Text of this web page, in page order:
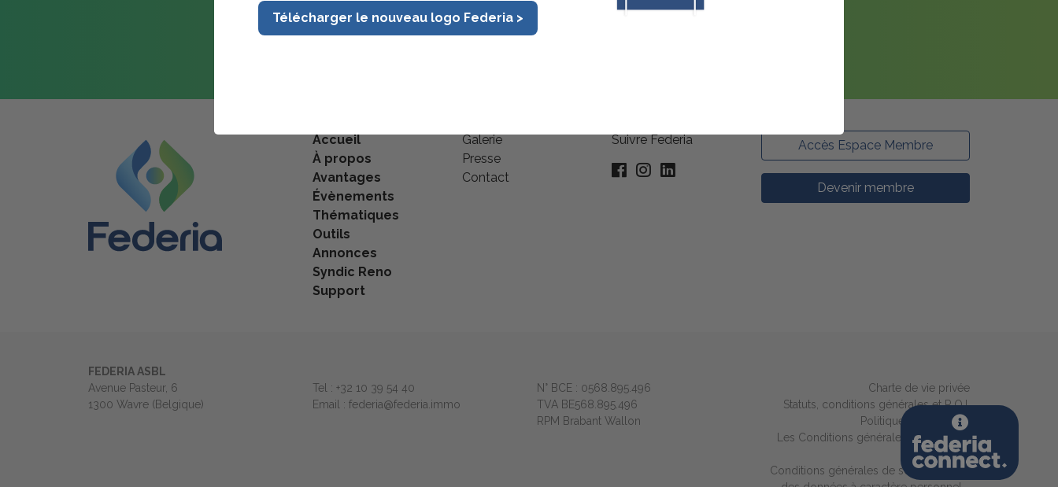
abonnez-vous à nos différents supports de communication !
Accueil
À propos
Avantages
Évènements
Thématiques
Outils
Annonces
Syndic Reno
Support
Galerie
Presse
Contact
Suivre Federia Accès Espace Membre
Devenir membre
FEDERIA ASBL
Avenue Pasteur, 6
1300 Wavre (Belgique)
Tel : +32 10 39 54 40
Email : federia@federia.immo
N° BCE : 0568.895.496
TVA BE568.895.496
RPM Brabant Wallon
Charte de vie privée
Statuts, conditions générales et R.O.I.
Politique des cookies
Les Conditions générales de FEDERIA
CONNECT
Conditions générales de sous-traitance
Télécharger le nouveau logo Federia >